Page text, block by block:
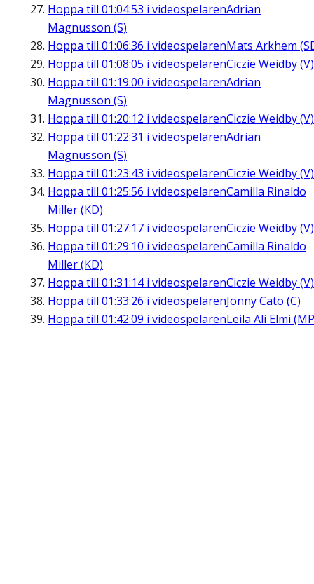
Hoppa till 01:04:53 i videospelarenAdrian
Magnusson (S)
Hoppa till 01:06:36 i videospelarenMats Arkhem
Hoppa till 01:08:05 i videospelarenCiczie Weidby (V)
Hoppa till 01:19:00 i videospelarenAdrian
Magnusson (S)
Hoppa till 01:20:12 i videospelarenCiczie Weidby (V)
Hoppa till 01:22:31 i videospelarenAdrian
Magnusson (S)
Hoppa till 01:23:43 i videospelarenCiczie Weidby (V)
Hoppa till 01:25:56 i videospelarenCamilla Rinaldo
Miller (KD)
Hoppa till 01:27:17 i videospelarenCiczie Weidby (V)
Hoppa till 01:29:10 i videospelarenCamilla Rinaldo
Miller (KD)
Hoppa till 01:31:14i videospelarenCiczie Weidby (V)
Hoppa till 01:33:26 i videospelarenJonny Cato (C)
Hoppa till 01:42:09 i videospelarenLeila Ali Elmi